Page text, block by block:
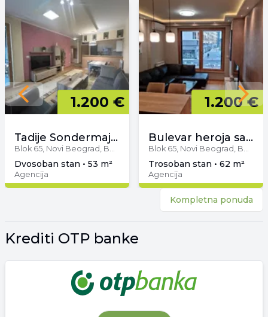
1.200 €
Tadije Sondermajera
Blok 65, Novi Beograd, Beograd
dvosoban stan • 53 m²
Agencija
1.200 €
Bulevar heroja sa Košara
Blok 65, Novi Beograd, Beograd
trosoban stan • 62 m²
Agencija
Previous slide Next
Kompletna ponuda
Krediti OTP banke